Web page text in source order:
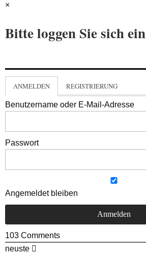
×
Bitte loggen Sie sich ein
ANMELDEN REGISTRIERUNG
Benutzername oder E-Mail-Adresse
Passwort
Angemeldet bleiben
103 Comments
neuste